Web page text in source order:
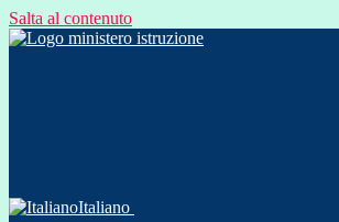
Salta al contenuto
Italiano